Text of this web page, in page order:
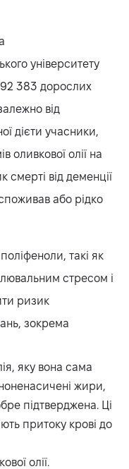
університету
92 383 дорослих
від
дієти учасники,
оливкової олії на
від деменції
або рідко
такі як
стресом і
ризик
зокрема
яку вона сама
жири,
підтверджена. Ці
притоку крові до
олії.